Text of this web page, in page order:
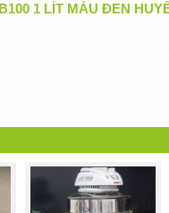
1 LÍT MÀU ĐEN